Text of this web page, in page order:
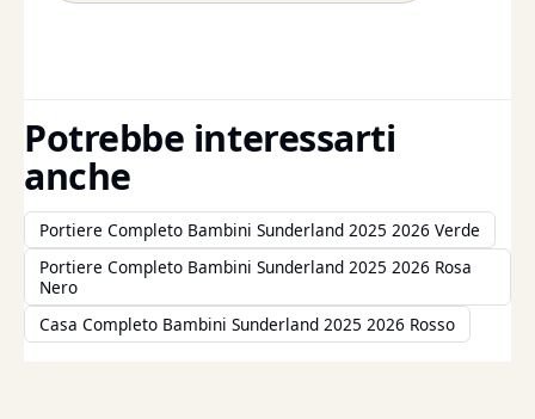
Potrebbe interessarti
anche
Portiere Completo Bambini Sunderland 2025 2026 Verde
Portiere Completo Bambini Sunderland 2025 2026 Rosa
Nero
Casa Completo Bambini Sunderland 2025 2026 Rosso